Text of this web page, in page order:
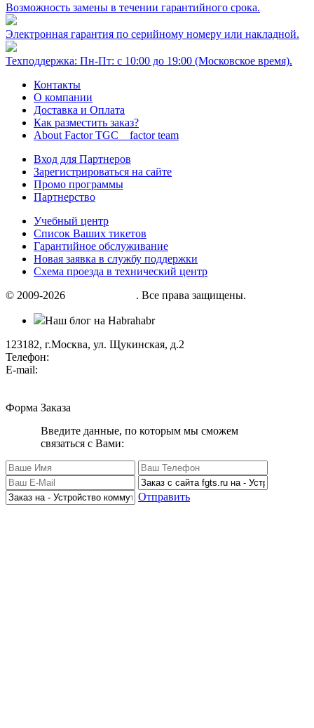
Возможность замены в течении гарантийного срока.
Электронная гарантия по серийному номеру или накладной.
Техподдержка: Пн-Пт: с 10:00 до 19:00 (Московское время).
Контакты
О компании
Доставка и Оплата
Как разместить заказ?
About Factor TGC _ factor team
Вход для Партнеров
Зарегистрироваться на сайте
Промо программы
Партнерство
Учебный центр
Список Ваших тикетов
Гарантийное обслуживание
Новая заявка в службу поддержки
Схема проезда в технический центр
© 2009-2026
. Все права защищены.
Наш блог на Habrahabr
123182, г.Москва, ул. Щукинская, д.2
Телефон:
E-mail:
Форма Заказа
Введите данные, по которым мы сможем
связаться с Вами:
Отправить